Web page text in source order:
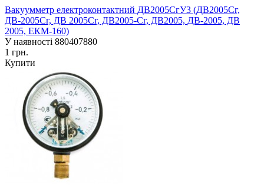
Вакуумметр електроконтактний ДВ2005СгУ3 (ДВ2005Сг,
ДВ-2005Сг, ДВ 2005Сг, ДВ2005-Сг, ДВ2005, ДВ-2005, ДВ
2005, ЕКМ-160)
У наявності 880407880
1 грн.
Купити